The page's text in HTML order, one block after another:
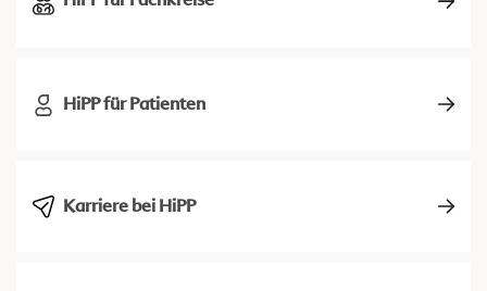
HiPP für Patienten
Karriere bei HiPP